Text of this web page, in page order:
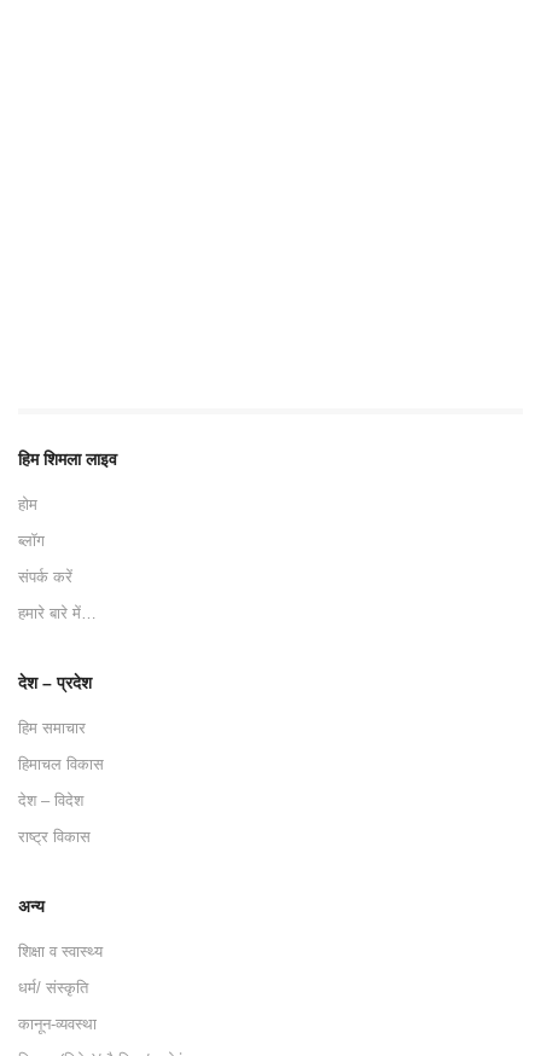
हिम शिमला लाइव
होम
ब्लॉग
संपर्क करें
हमारे बारे में…
देश – प्रदेश
हिम समाचार
हिमाचल विकास
देश – विदेश
राष्ट्र विकास
अन्य
शिक्षा व स्वास्थ्य
धर्म/ संस्कृति
कानून-व्यवस्था